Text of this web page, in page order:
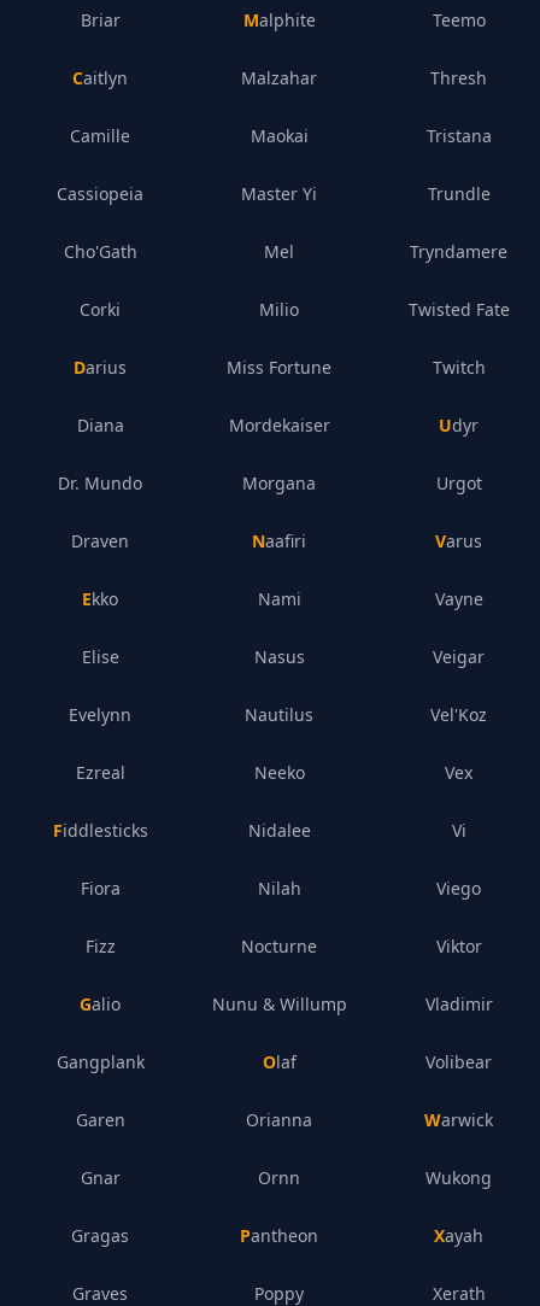
Briar
Caitlyn
Camille
Cassiopeia
Cho'Gath
Corki
Darius
Diana
Dr. Mundo
Draven
Ekko
Elise
Evelynn
Ezreal
Fiddlesticks
Fiora
Fizz
Galio
Gangplank
Garen
Gnar
Gragas
Graves
Malphite
Malzahar
Maokai
Master Yi
Mel
Milio
Miss Fortune
Mordekaiser
Morgana
Naafiri
Nami
Nasus
Nautilus
Neeko
Nidalee
Nilah
Nocturne
Nunu & Willump
Olaf
Orianna
Ornn
Pantheon
Poppy
Teemo
Thresh
Tristana
Trundle
Tryndamere
Twisted Fate
Twitch
Udyr
Urgot
Varus
Vayne
Veigar
Vel'Koz
Vex
Vi
Viego
Viktor
Vladimir
Volibear
Warwick
Wukong
Xayah
Xerath